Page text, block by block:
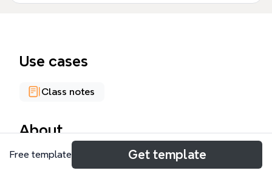
Use cases
Class notes
About
La línea de tiempo 'Historia de la Ecología
Free template Get template